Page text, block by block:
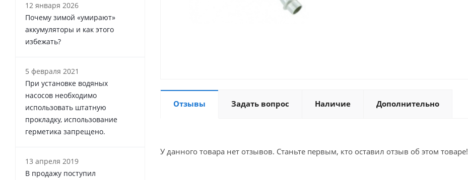
Отзывы Задать вопрос Наличие Дополнительно
У данного товара нет отзывов. Станьте первым, кто оставил отзыв об этом товаре!
12 января 2026
Почему зимой «умирают»
аккумуляторы и как этого
избежать?
5 февраля 2021
При установке водяных
насосов необходимо
использовать штатную
прокладку, использование
герметика запрещено.
13 апреля 2019
В продажу поступил